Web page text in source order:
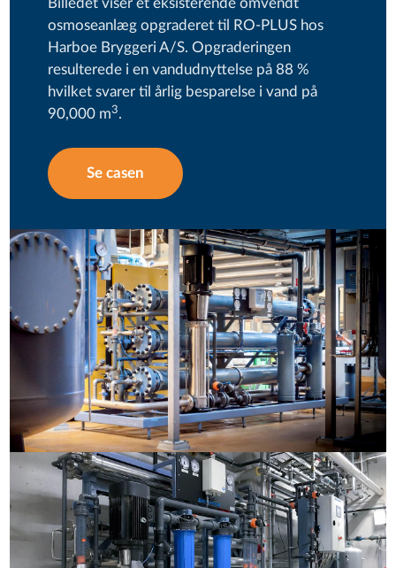
Billedet viser et eksisterende omvendt
osmoseanlæg opgraderet til RO-PLUS hos
Harboe Bryggeri A/S. Opgraderingen
resulterede i en vandudnyttelse på 88 %
hvilket svarer til årlig besparelse i vand på
90,000 m3.
Se casen